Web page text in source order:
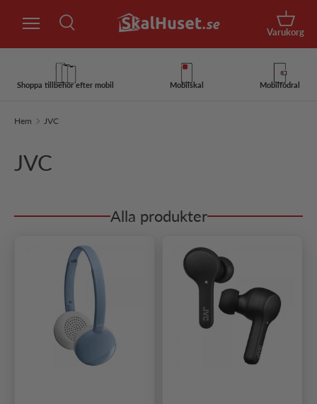
Hoppa till innehåll
Sök
Korg
Varukorg
Shoppa tillbehör efter mobil Mobilskal Mobilfodral
Hem JVC
JVC
Alla produkter